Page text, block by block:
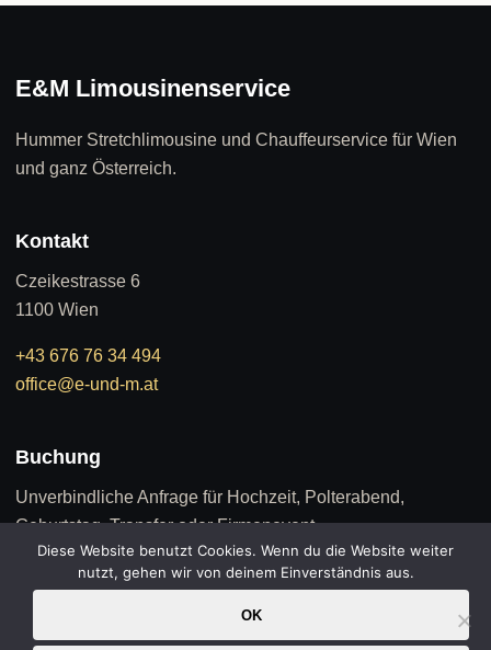
E&M Limousinenservice
Hummer Stretchlimousine und Chauffeurservice für Wien
und ganz Österreich.
Kontakt
Czeikestrasse 6
1100 Wien
+43 676 76 34 494
office@e-und-m.at
Buchung
Unverbindliche Anfrage für Hochzeit, Polterabend,
Geburtstag, Transfer oder Firmenevent.
Anfrage senden
Diese Website benutzt Cookies. Wenn du die Website weiter
nutzt, gehen wir von deinem Einverständnis aus.
OK